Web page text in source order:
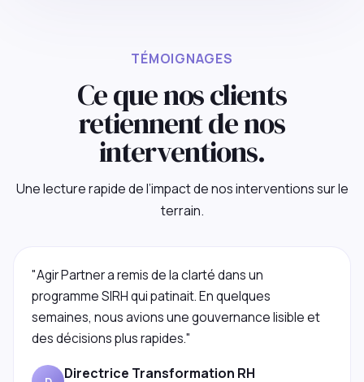
TÉMOIGNAGES
Ce que nos clients
retiennent de nos
interventions.
Une lecture rapide de l’impact de nos interventions sur le
terrain.
"Agir Partner a remis de la clarté dans un
programme SIRH qui patinait. En quelques
semaines, nous avions une gouvernance lisible et
des décisions plus rapides."
Directrice Transformation RH